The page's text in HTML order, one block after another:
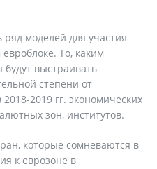
моделей для участия
То, каким
выстраивать
степени от
2019 гг. экономических
зон, институтов.
которые сомневаются в
к еврозоне в